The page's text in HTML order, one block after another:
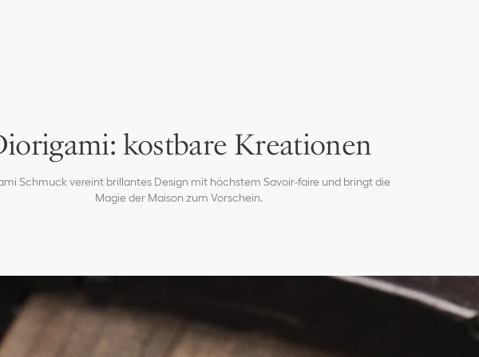
kostbare Kreationen
Schmuck vereint brillantes Design mit höchstem Savoir-faire und bringt die
Magie der Maison zum Vorschein.